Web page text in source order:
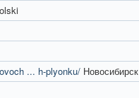
... h-plyonku/ Новосибирск